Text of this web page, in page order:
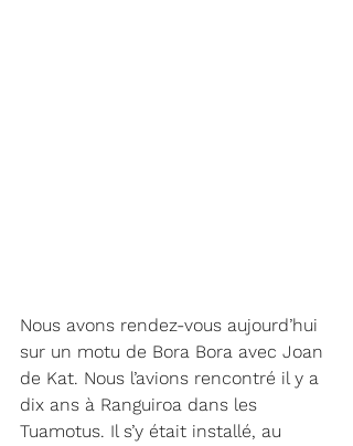
Nous avons rendez-vous aujourd’hui
sur un motu de Bora Bora avec Joan
de Kat. Nous l’avions rencontré il y a
dix ans à Ranguiroa dans les
Tuamotus. Il s’y était installé, au